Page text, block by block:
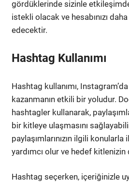
gördüklerinde sizinle
istekli olacak ve hesabınızı
edecektir.
Hashtag Kullanımı
Hashtag kullanımı,
kazanmanın etkili bir yoludur.
hashtagler kullanarak,
bir kitleye ulaşmasını
paylaşımlarınızın ilgili
yardımcı olur ve hedef
Hashtag seçerken, içeriğinizle